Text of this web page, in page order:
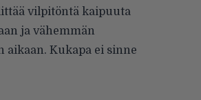
vilpitöntä kaipuuta
ja vähemmän
aikaan. Kukapa ei sinne